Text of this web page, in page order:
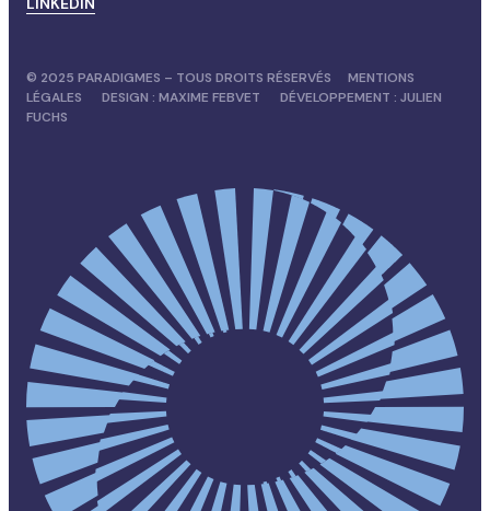
© 2025 PARADIGMES – TOUS DROITS RÉSERVÉSMENTIONS
LÉGALES DESIGN :MAXIME FEBVET DÉVELOPPEMENT :JULIEN
FUCHS